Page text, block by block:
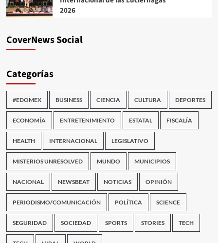
2026
CoverNews Social
Categorías
#EDOMEX BUSINESS CIENCIA CULTURA DEPORTES
ECONOMÍA ENTRETENIMIENTO ESTATAL FISCALÍA
HEALTH INTERNACIONAL LEGISLATIVO
MISTERIOS UNRESOLVED MUNDO MUNICIPIOS
NACIONAL NEWSBEAT NOTICIAS OPINIÓN
PERIODISMO/COMUNICACIÓN POLÍTICA SCIENCE
SEGURIDAD SOCIEDAD SPORTS STORIES TECH